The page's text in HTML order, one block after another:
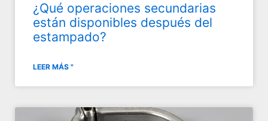
¿Qué operaciones secundarias
están disponibles después del
estampado?
LEER MÁS "